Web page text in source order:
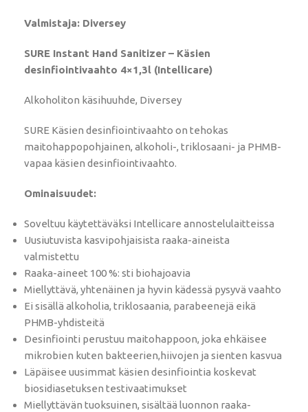
Valmistaja: Diversey
SURE Instant Hand Sanitizer – Käsien
desinfiointivaahto 4×1,3l (Intellicare)
Alkoholiton käsihuuhde, Diversey
SURE Käsien desinfiointivaahto on tehokas
maitohappopohjainen, alkoholi-, triklosaani- ja PHMB-
vapaa käsien desinfiointivaahto.
Ominaisuudet:
Soveltuu käytettäväksi Intellicare annostelulaitteissa
Uusiutuvista kasvipohjaisista raaka-aineista
valmistettu
Raaka-aineet 100 %: sti biohajoavia
Miellyttävä, yhtenäinen ja hyvin kädessä pysyvä vaahto
Ei sisällä alkoholia, triklosaania, parabeenejä eikä
PHMB-yhdisteitä
Desinfiointi perustuu maitohappoon, joka ehkäisee
mikrobien kuten bakteerien,hiivojen ja sienten kasvua
Läpäisee uusimmat käsien desinfiointia koskevat
biosidiasetuksen testivaatimukset
Miellyttävän tuoksuinen, sisältää luonnon raaka-